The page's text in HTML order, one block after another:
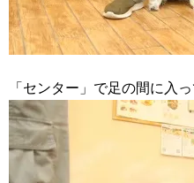
「センター」で足の間に入